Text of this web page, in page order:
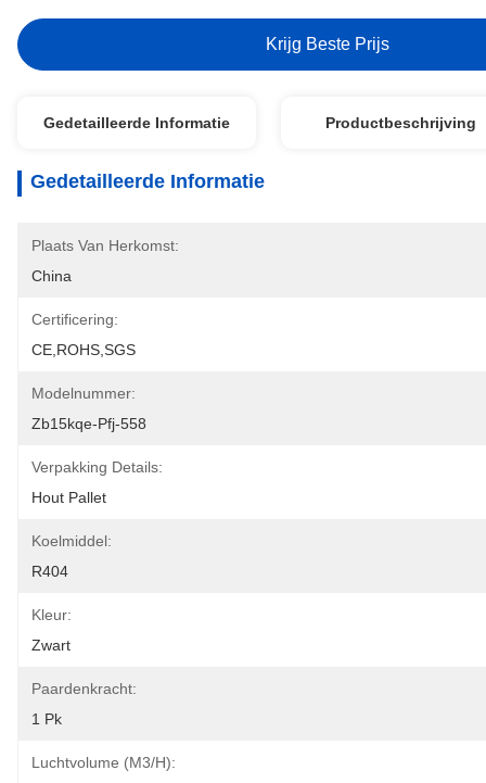
Krijg Beste Prijs
Gedetailleerde Informatie Productbeschrijving
Gedetailleerde Informatie
Plaats Van Herkomst:
China
Certificering:
CE,ROHS,SGS
Modelnummer:
Zb15kqe-Pfj-558
Verpakking Details:
Hout Pallet
Koelmiddel:
R404
Kleur:
Zwart
Paardenkracht:
1 Pk
Luchtvolume (m3/h):